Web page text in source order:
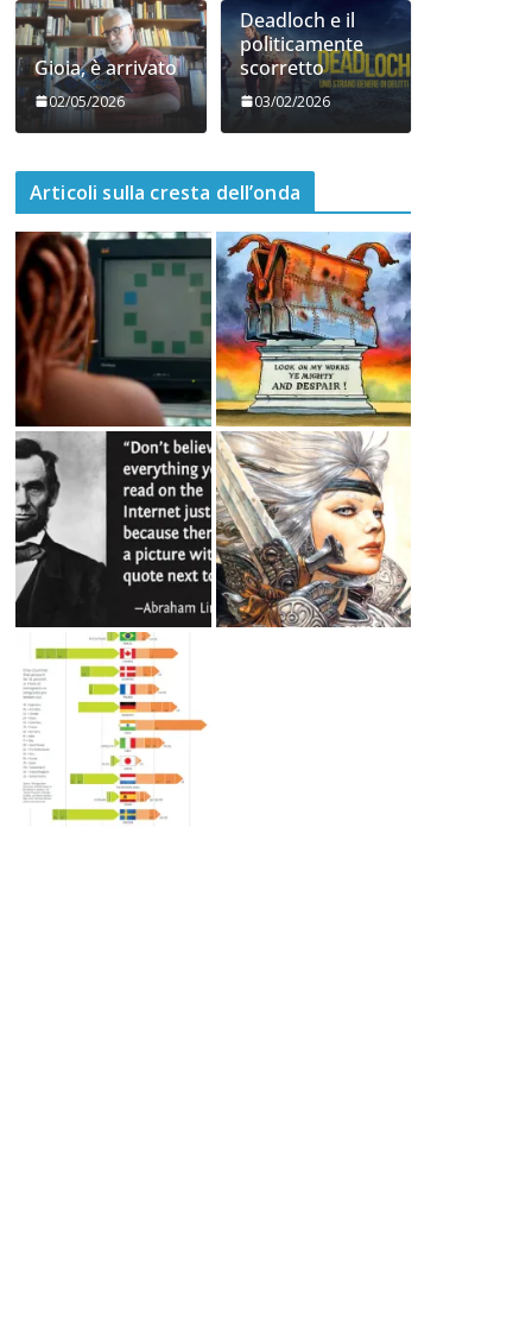
06/05/2026 05/05/2026
Gioia, è arrivato
Deadloch e il
politicamente
Articoli sulla cresta dell’onda